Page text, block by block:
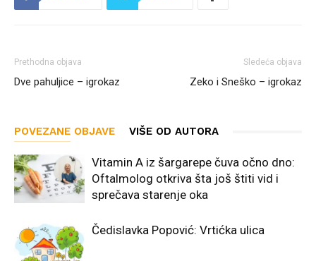
Prethodna objava
Dve pahuljice – igrokaz
Sledeća objava
Zeko i Sneško – igrokaz
POVEZANE OBJAVE VIŠE OD AUTORA
Vitamin A iz šargarepe čuva očno dno:
Oftalmolog otkriva šta još štiti vid i
sprečava starenje oka
Čedislavka Popović: Vrtićka ulica